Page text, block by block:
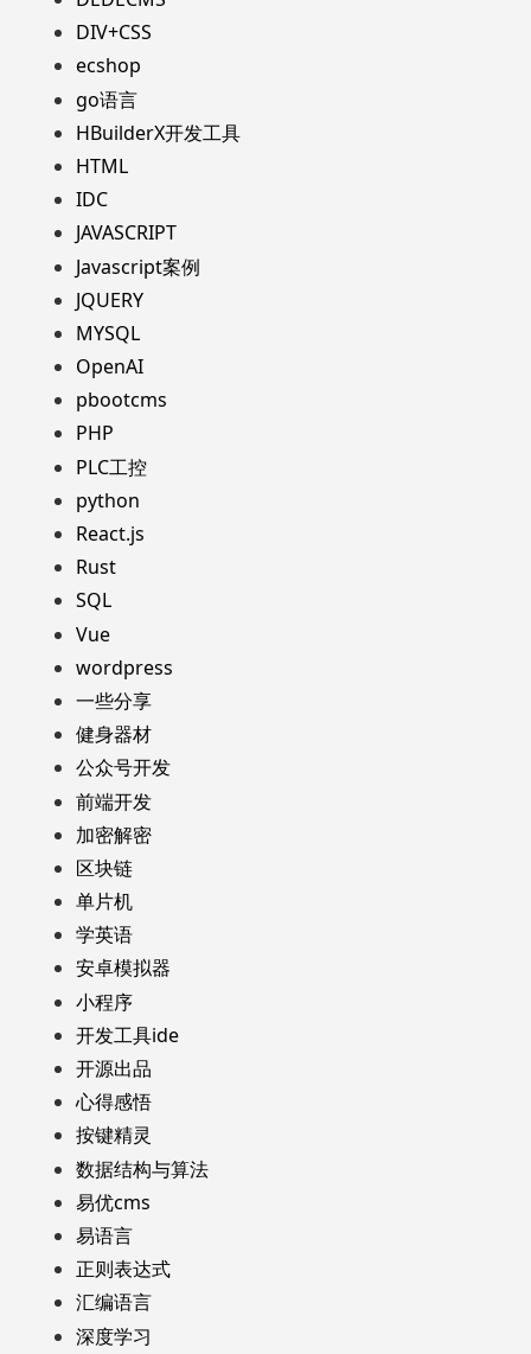
DIV+CSS
ecshop
go语言
HBuilderX开发工具
HTML
IDC
JAVASCRIPT
Javascript案例
JQUERY
MYSQL
OpenAI
pbootcms
PHP
PLC工控
python
React.js
Rust
SQL
Vue
wordpress
一些分享
健身器材
公众号开发
前端开发
加密解密
区块链
单片机
学英语
安卓模拟器
小程序
开发工具ide
开源出品
心得感悟
按键精灵
数据结构与算法
易优cms
易语言
正则表达式
汇编语言
深度学习